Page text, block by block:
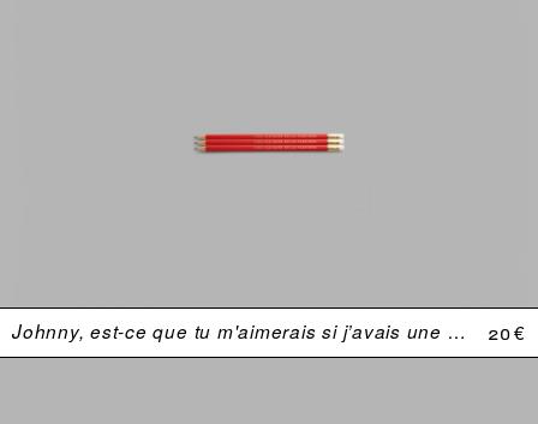
Johnny, est-ce que tu m'aimerais si j’avais une plus grosse bite ? 20 €